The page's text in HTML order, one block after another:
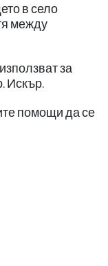
в село
между
за
Искър.
помощи да се